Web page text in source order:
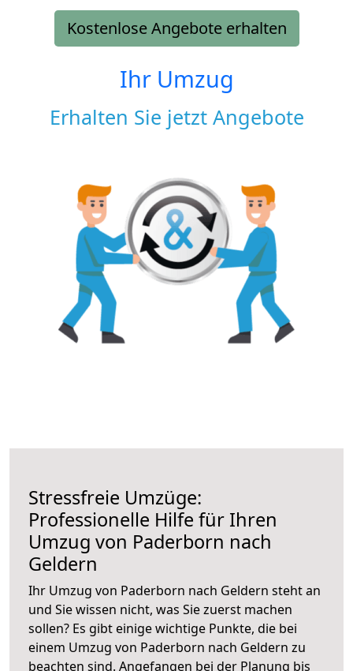
Kostenlose Angebote erhalten
Ihr Umzug
Erhalten Sie jetzt Angebote
Stressfreie Umzüge:
Professionelle Hilfe für Ihren
Umzug von Paderborn nach
Geldern
Ihr Umzug von Paderborn nach Geldern steht an
und Sie wissen nicht, was Sie zuerst machen
sollen? Es gibt einige wichtige Punkte, die bei
einem Umzug von Paderborn nach Geldern zu
beachten sind. Angefangen bei der Planung bis